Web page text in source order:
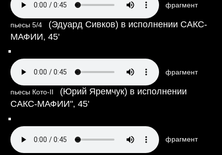
фрагмент
пьесы 5/4
(Эдуард Сивков) в исполнении САКС-
МАФИИ, 45'
фрагмент
пьесы Кото-II
(Юрий Яремчук) в исполнении
САКС-МАФИИ", 45'
фрагмент